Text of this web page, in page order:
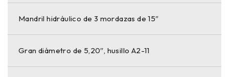
Mandril hidráulico de 3 mordazas de 15″
Gran diámetro de 5,20″, husillo A2-11